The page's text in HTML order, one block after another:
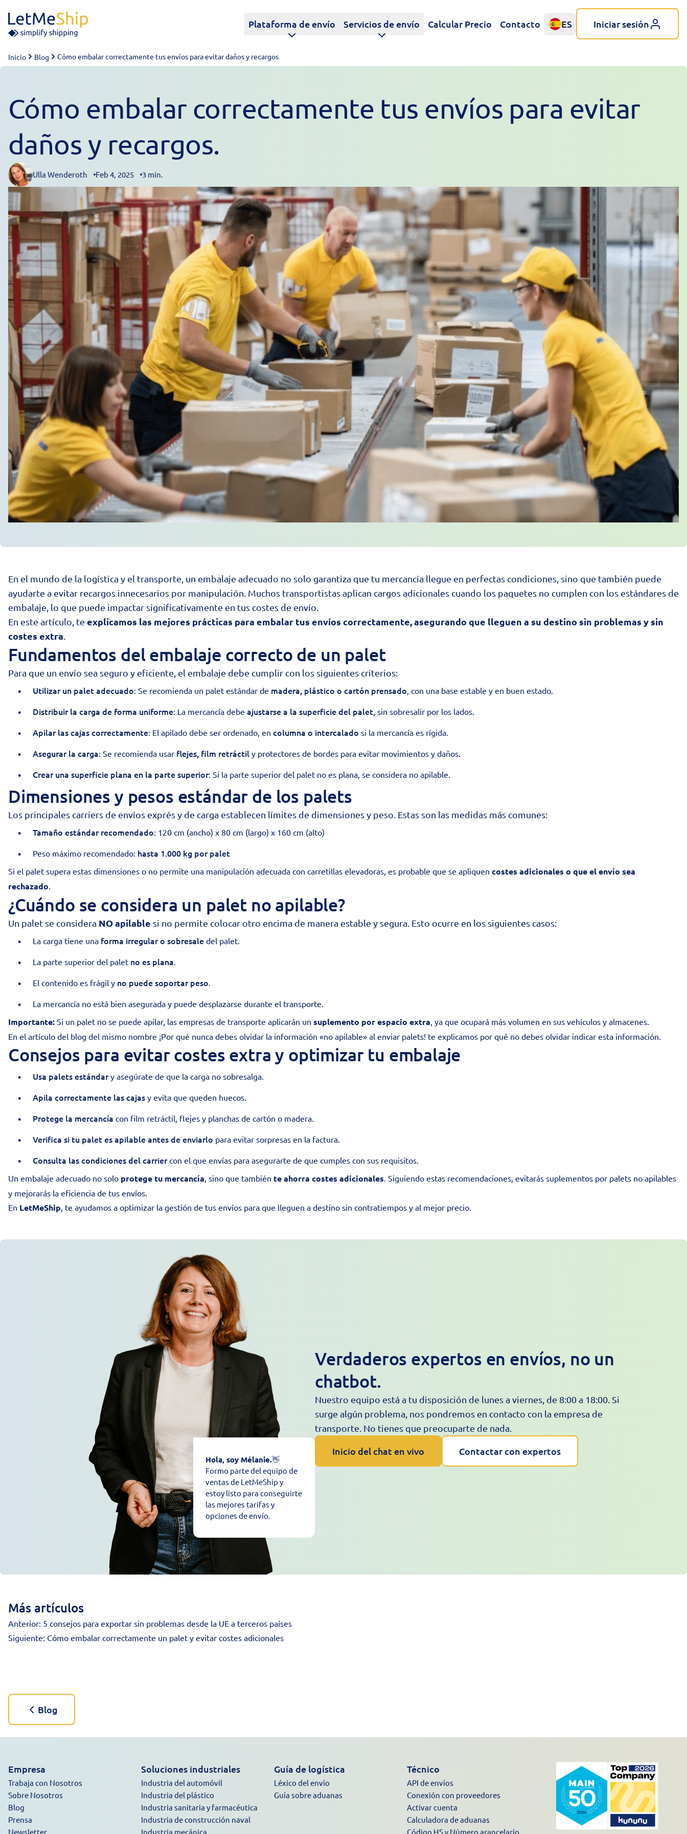
Plataforma de envío Servicios de envío Calcular Precio Contacto ES Iniciar sesión
Inicio Blog Cómo embalar correctamente tus envíos para evitar daños y recargos
Cómo embalar correctamente tus envíos para evitar
daños y recargos.
Posted by
Ulla Wenderoth Feb 4, 2025 3 min.
En el mundo de la logística y el transporte, un embalaje adecuado no solo garantiza que tu mercancía llegue en perfectas condiciones, sino que también puede
ayudarte a evitar recargos innecesarios por manipulación. Muchos transportistas aplican cargos adicionales cuando los paquetes no cumplen con los estándares de
embalaje, lo que puede impactar significativamente en tus costes de envío.
En este artículo, te explicamos las mejores prácticas para embalar tus envíos correctamente, asegurando que lleguen a su destino sin problemas y sin
costes extra
Fundamentos del embalaje correcto de un palet
Para que un envío sea seguro y eficiente, el embalaje debe cumplir con los siguientes criterios:
Utilizar un palet adecuado: Se recomienda un palet estándar de madera, plástico o cartón prensado, con una base estable y en buen estado.
Distribuir la carga de forma uniforme: La mercancía debe ajustarse a la superficie del palet, sin sobresalir por los lados.
Apilar las cajas correctamente: El apilado debe ser ordenado, en columna o intercalado si la mercancía es rígida.
Asegurar la carga: Se recomienda usar flejes, film retráctil y protectores de bordes para evitar movimientos y daños.
Crear una superficie plana en la parte superior: Si la parte superior del palet no es plana, se considera no apilable.
Dimensiones y pesos estándar de los palets
Los principales carriers de envíos exprés y de carga establecen límites de dimensiones y peso. Estas son las medidas más comunes:
Tamaño estándar recomendado: 120 cm (ancho) x 80 cm (largo) x 160 cm (alto)
Peso máximo recomendado: hasta 1.000 kg por palet
Si el palet supera estas dimensiones o no permite una manipulación adecuada con carretillas elevadoras, es probable que se apliquen costes adicionales o que el envío sea
rechazado.
¿Cuándo se considera un palet no apilable?
Un palet se considera NO apilable si no permite colocar otro encima de manera estable y segura. Esto ocurre en los siguientes casos:
La carga tiene una forma irregular o sobresale del palet.
La parte superior del palet no es plana.
El contenido es frágil y no puede soportar peso.
La mercancía no está bien asegurada y puede desplazarse durante el transporte.
Importante: Si un palet no se puede apilar, las empresas de transporte aplicarán un suplemento por espacio extra, ya que ocupará más volumen en sus vehículos y almacenes.
En el artículo del blog del mismo nombre ¡Por qué nunca debes olvidar la información «no apilable» al enviar palets! te explicamos por qué no debes olvidar indicar esta información.
Consejos para evitar costes extra y optimizar tu embalaje
Usa palets estándary asegúrate de que la carga no sobresalga.
Apila correctamente las cajas y evita que queden huecos.
Protege la mercancía con film retráctil, flejes y planchas de cartón o madera.
Verifica si tu palet es apilable antes de enviarlo para evitar sorpresas en la factura.
Consulta las condiciones del carriercon el que envías para asegurarte de que cumples con sus requisitos.
Un embalaje adecuado no solo protege tu mercancía, sino que también te ahorra costes adicionales. Siguiendo estas recomendaciones, evitarás suplementos por palets no apilables
y mejorarás la eficiencia de tus envíos.
En LetMeShip, te ayudamos a optimizar la gestión de tus envíos para que lleguen a destino sin contratiempos y al mejor precio.
Hola, soy Mélanie.👋
Formo parte del equipo de
ventas de LetMeShip y
estoy listo para conseguirte
las mejores tarifas y
opciones de envío.
Verdaderos expertos en envíos, no un
chatbot.
Nuestro equipo está a tu disposición de lunes a viernes, de 8:00 a 18:00. Si
surge algún problema, nos pondremos en contacto con la empresa de
transporte. No tienes que preocuparte de nada.
Inicio del chat en vivo Contactar con expertos
Más artículos
Anterior: 5 consejos para exportar sin problemas desde la UE a terceros países
Siguiente: Cómo embalar correctamente un palet y evitar costes adicionales
Blog
Empresa
Trabaja con Nosotros
Sobre Nosotros
Blog
Prensa
Newsletter
Soluciones industriales
Industria del automóvil
Industria del plástico
Industria sanitaria y farmacéutica
Industria de construcción naval
Industria mecánica
Guía de logística
Léxico del envío
Guía sobre aduanas
Técnico
API de envíos
Conexión con proveedores
Activar cuenta
Calculadora de aduanas
Código HS y Número arancelario